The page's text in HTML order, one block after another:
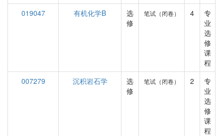
019047
有机化学B
选
修
笔试（闭卷） 4
专
业
选
修
课
程
007279
沉积岩石学
选
修
笔试（闭卷） 2
专
业
选
修
课
程